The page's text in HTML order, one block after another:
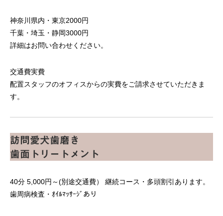
神奈川県内・東京2000円
千葉・埼玉・静岡3000円
詳細はお問い合わせください。
交通費実費
配置スタッフのオフィスからの実費をご請求させていただきま
す。
訪問愛犬歯磨き
歯面トリートメント
40分 5,000円～(別途交通費） 継続コース・多頭割引あります。
歯周病検査・ｵｲﾙﾏｯｻｰｼﾞあり